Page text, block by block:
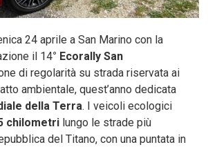
24 aprile a San Marino con la
il 14° Ecorally San
di regolarità su strada riservata ai
ambientale, quest’anno dedicata
della Terra. I veicoli ecologici
chilometri lungo le strade più
del Titano, con una puntata in